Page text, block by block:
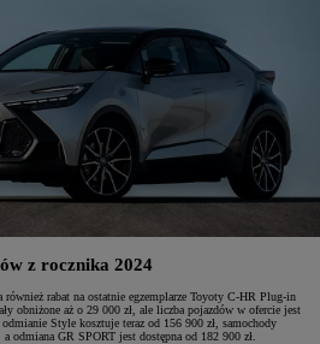
z rocznika 2024
również rabat na ostatnie egzemplarze Toyoty C-HR Plug-in
obniżone aż o 29 000 zł, ale liczba pojazdów w ofercie jest
Style kosztuje teraz od 156 900 zł, samochody
odmiana GR SPORT jest dostępna od 182 900 zł.